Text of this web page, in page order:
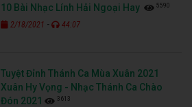
10 Bài Nhạc Lính Hải Ngoại Hay
5590
2/18/2021 - 44:07
Tuyệt Đỉnh Thánh Ca Mùa Xuân 2021
Xuân Hy Vọng - Nhạc Thánh Ca Chào
Đón 2021
3613